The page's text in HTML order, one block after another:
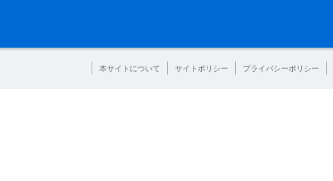
本サイトについて サイトポリシー プライバシーポリシー